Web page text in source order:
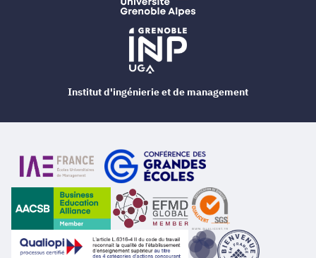
Institut d'ingénierie et de management